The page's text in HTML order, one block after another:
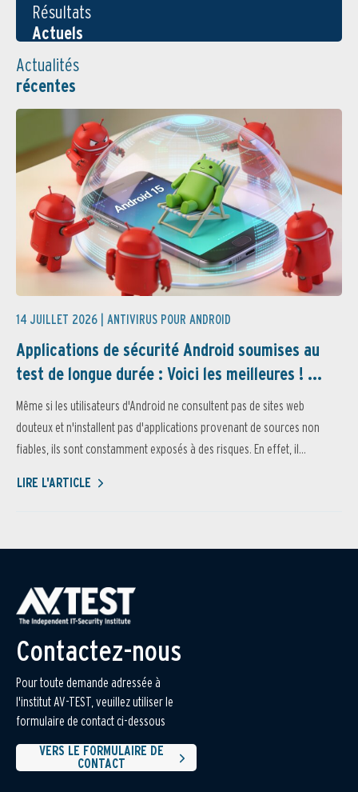
Résultats
Actuels
Actualités
récentes
14 JUILLET 2026 | ANTIVIRUS POUR ANDROID
Applications de sécurité Android soumises au
test de longue durée : Voici les meilleures ! ...
Même si les utilisateurs d'Android ne consultent pas de sites web
douteux et n'installent pas d'applications provenant de sources non
fiables, ils sont constamment exposés à des risques. En effet, il...
LIRE L'ARTICLE
Contactez-nous
Pour toute demande adressée à
l'institut AV-TEST, veuillez utiliser le
formulaire de contact ci-dessous
VERS LE FORMULAIRE DE
CONTACT